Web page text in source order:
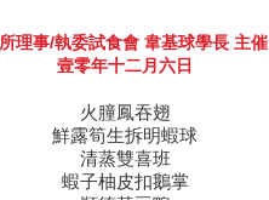
理事/執委試食會 韋基球學長 主催
壹零年十二月六日
火朣鳳吞翅
鮮露筍生拆明蝦球
清蒸雙喜班
蝦子柚皮扣鵝掌